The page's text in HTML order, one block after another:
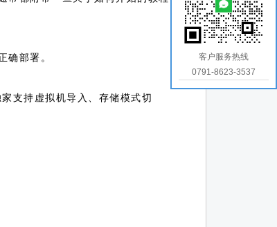
部署。
支持虚拟机导入、存储模式切
客户服务热线
0791-8623-3537